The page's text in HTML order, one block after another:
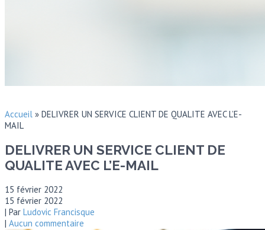
Accueil » DELIVRER UN SERVICE CLIENT DE QUALITE AVEC L’E-
MAIL
DELIVRER UN SERVICE CLIENT DE
QUALITE AVEC L’E-MAIL
15 février 2022
15 février 2022
| Par Ludovic Francisque
| Aucun commentaire